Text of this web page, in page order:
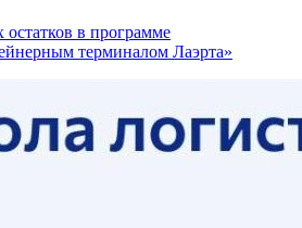
в программе
терминалом Лаэрта»